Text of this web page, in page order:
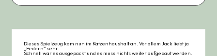
Dieses Spielzeug kam nun im Katzenhaushalt an. Vor allem Jack liebt ja
„Federn“ sehr.
Schnell war es ausgepackt und es muss nichts weiter aufgebaut werden.